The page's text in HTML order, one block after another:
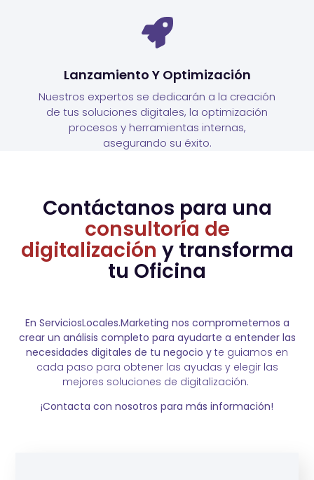
Lanzamiento Y Optimización
Nuestros expertos se dedicarán a la creación
de tus soluciones digitales, la optimización
procesos y herramientas internas,
asegurando su éxito.
Contáctanos para una
consultoría de
digitalización y transforma
tu Oficina
En ServiciosLocales.Marketing nos comprometemos a
crear un análisis completo para ayudarte a entender las
necesidades digitales de tu negocio y te guiamos en
cada paso para obtener las ayudas y elegir las
mejores soluciones de digitalización.
¡Contacta con nosotros para más información!